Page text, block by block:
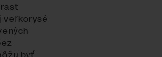
veľkorysé
byť